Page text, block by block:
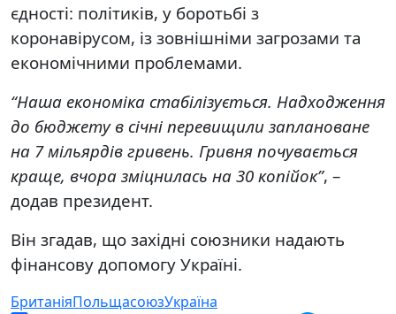
єдності: політиків, у боротьбі з
коронавірусом, із зовнішніми загрозами та
економічними проблемами.
“Наша економіка стабілізується. Надходження
до бюджету в січні перевищили заплановане
на 7 мільярдів гривень. Гривня почувається
краще, вчора зміцнилась на 30 копійок”, –
додав президент.
Він згадав, що західні союзники надають
фінансову допомогу Україні.
БританіяПольщасоюзУкраїна